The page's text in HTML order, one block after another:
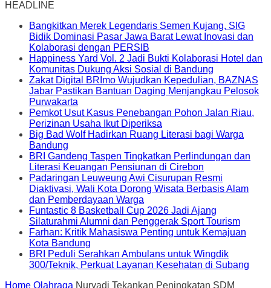
HEADLINE
Bangkitkan Merek Legendaris Semen Kujang, SIG
Bidik Dominasi Pasar Jawa Barat Lewat Inovasi dan
Kolaborasi dengan PERSIB
Happiness Yard Vol. 2 Jadi Bukti Kolaborasi Hotel dan
Komunitas Dukung Aksi Sosial di Bandung
Zakat Digital BRImo Wujudkan Kepedulian, BAZNAS
Jabar Pastikan Bantuan Daging Menjangkau Pelosok
Purwakarta
Pemkot Usut Kasus Penebangan Pohon Jalan Riau,
Perizinan Usaha Ikut Diperiksa
Big Bad Wolf Hadirkan Ruang Literasi bagi Warga
Bandung
BRI Gandeng Taspen Tingkatkan Perlindungan dan
Literasi Keuangan Pensiunan di Cirebon
Padaringan Leuweung Awi Cisurupan Resmi
Diaktivasi, Wali Kota Dorong Wisata Berbasis Alam
dan Pemberdayaan Warga
Funtastic 8 Basketball Cup 2026 Jadi Ajang
Silaturahmi Alumni dan Penggerak Sport Tourism
Farhan: Kritik Mahasiswa Penting untuk Kemajuan
Kota Bandung
BRI Peduli Serahkan Ambulans untuk Wingdik
300/Teknik, Perkuat Layanan Kesehatan di Subang
Home Olahraga Nuryadi Tekankan Peningkatan SDM